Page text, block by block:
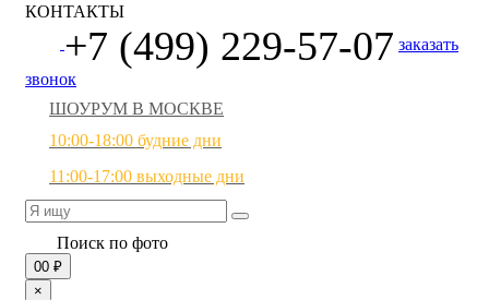
КОНТАКТЫ
+7 (499) 229-57-07 заказать
звонок
ШОУРУМ В МОСКВЕ
10:00-18:00 будние дни
11:00-17:00 выходные дни
Поиск по фото
00 ₽
×